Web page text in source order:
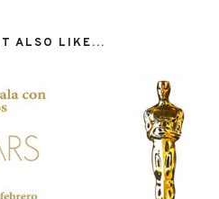
ALSO LIKE...